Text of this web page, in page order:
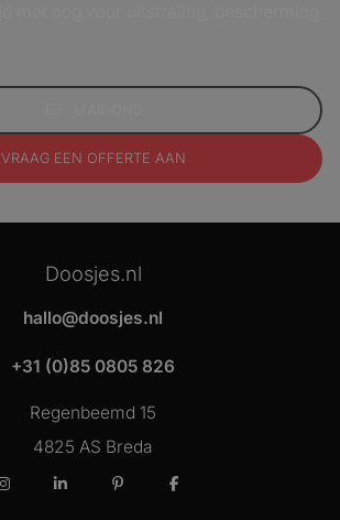
VRAAG EEN OFFERTE AAN
Doosjes.nl
hallo@doosjes.nl
+31 (0)85 0805 826
Regenbeemd 15
4825 AS Breda
InstagramLinkedInPinterest